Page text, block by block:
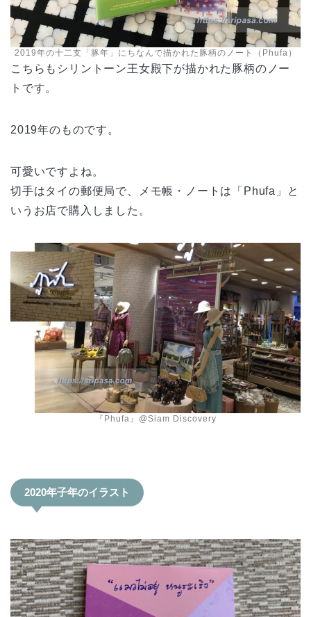
2019年の十二支「豚年」にちなんで描かれた豚柄のノート（Phufa）
こちらもシリントーン王女殿下が描かれた豚柄のノー
トです。
2019年のものです。
可愛いですよね。
切手はタイの郵便局で、メモ帳・ノートは「Phufa」と
いうお店で購入しました。
『Phufa』@Siam Discovery
2020年子年のイラスト